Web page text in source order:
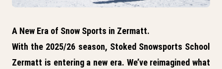
A New Era of Snow Sports in Zermatt.
With the 2025/26 season, Stoked Snowsports School
Zermatt is entering a new era. We’ve reimagined what